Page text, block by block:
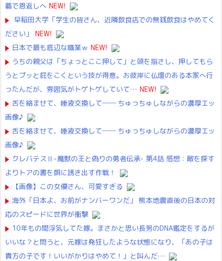
覇で恩返しへ NEW!
早稲田大学「学生の皆さん、近隣飲食店での無銭飲食はやめてく
ださい」
NEW!
日本で最も底辺な職業ｗ NEW!
うちの親父は「ちょっとここ押して」と頭を指さし、押してもら
うとブッと屁をこくという技が得意。お彼岸に仏壇のある本家へ行
ったんだが、雰囲気がトゲトゲしていて… NEW!
舌を絡ませて、唾液交換して── ちゅっちゅしながらの濃厚エッ
画像♪
舌を絡ませて、唾液交換して── ちゅっちゅしながらの濃厚エッ
画像♪
クレバテスⅡ-魔獣の王と偽りの勇者伝承- 第4話 感想：敵を探す
よりトアの書を餌に誘き出す作戦！
【画像】この女優さん、可愛すぎる
海外「日本よ、お前がナンバーワンだ」 熊本地震直後の日本の対
応のスピードに世界が衝撃
10年もの間浮気してた嫁。まさかと思い長男のDNA鑑定をするが
いいな？と問うと、元嫁は発狂したような状態になり、「あの子は
貴方の子です！いいがかりはやめて！」と叫んだ…